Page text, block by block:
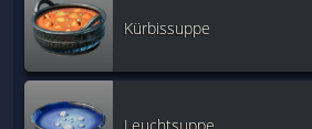
Kürbissuppe
Leuchtsuppe